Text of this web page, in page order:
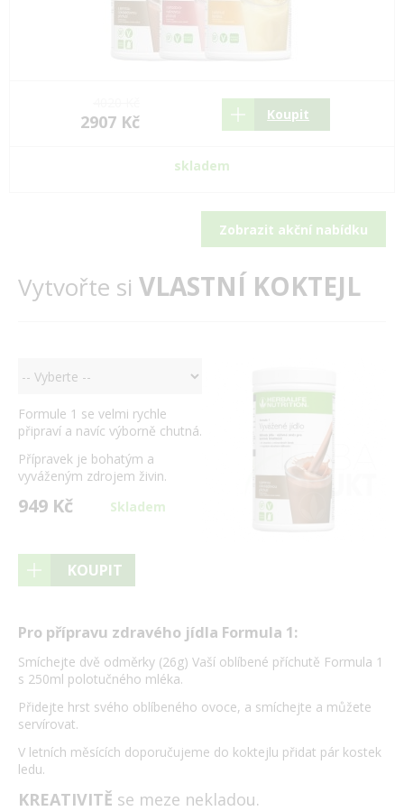
2907 Kč Koupit
skladem
Zobrazit akční nabídku
Vytvořte si VLASTNÍ KOKTEJL
Formule 1 se velmi rychle
připraví a navíc výborně chutná.
Přípravek je bohatým a
vyváženým zdrojem živin.
949 Kč Skladem
KOUPIT
Pro přípravu zdravého jídla Formula 1:
Smíchejte dvě odměrky (26g) Vaší oblíbené příchutě Formula 1
s 250ml polotučného mléka.
Přidejte hrst svého oblíbeného ovoce, a smíchejte a můžete
servírovat.
V letních měsících doporučujeme do koktejlu přidat pár kostek
ledu.
KREATIVITĚ se meze nekladou.